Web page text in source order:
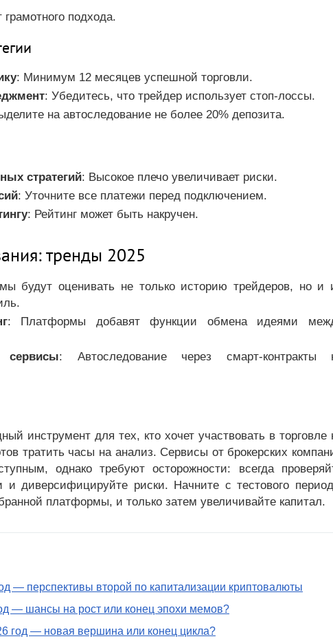
подхода.
: Минимум 12 месяцев успешной торговли.
: Убедитесь, что трейдер использует стоп-лоссы.
на автоследование не более 20% депозита.
стратегий: Высокое плечо увеличивает риски.
: Уточните все платежи перед подключением.
: Рейтинг может быть накручен.
тренды 2025
будут оценивать не только историю трейдеров, но и
: Платформы добавят функции обмена идеями
сервисы: Автоследование через смарт-контракты
инструмент для тех, кто хочет участвовать в торговле
тратить часы на анализ. Сервисы от брокерских
однако требуют осторожности: всегда
и диверсифицируйте риски. Начните с тестового
платформы, и только затем увеличивайте капитал.
— перспективы второй по капитализации криптовалюты
— шансы на рост или конец эпохи мемов?
год — новая вершина или конец цикла?